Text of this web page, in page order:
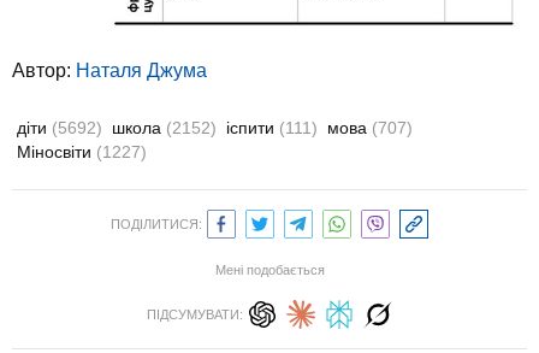
Автор: Наталя Джума
діти (5692) школа (2152) іспити (111) мова (707)
Міносвіти (1227)
ПОДІЛИТИСЯ:
Мені подобається
ПІДСУМУВАТИ: